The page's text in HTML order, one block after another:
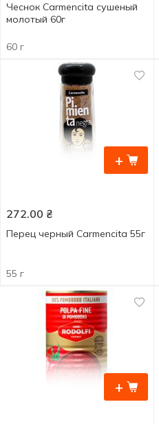
Чеснок Carmencita сушеный
молотый 60г
60 г
+
272.00 ₴
Перец черный Carmencita 55г
55 г
+